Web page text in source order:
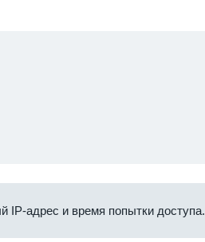
IP-адрес и время попытки доступа.